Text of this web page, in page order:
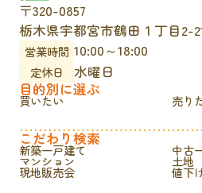
〒320-0857
栃木県宇都宮市鶴田１丁目2-
営業時間 10:00～18:00
定休日
水曜日
目的別に選ぶ
買いたい 売り
こだわり検索
新築一戸建て 中古
マンション 土地
現地販売会 値下